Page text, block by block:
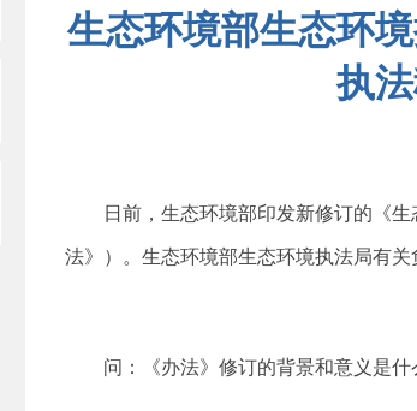
生态环境部生态环
执
日前，生态环境部印发新修订的《
法》）。生态环境部生态环境执法局有
问：《办法》修订的背景和意义是什